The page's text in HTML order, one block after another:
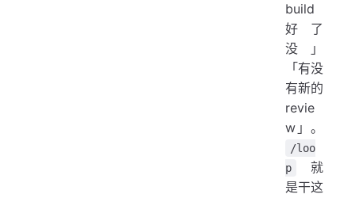
build
好了
没」
「有没
有新的
revie
w」。
/loo
p
就
是干这